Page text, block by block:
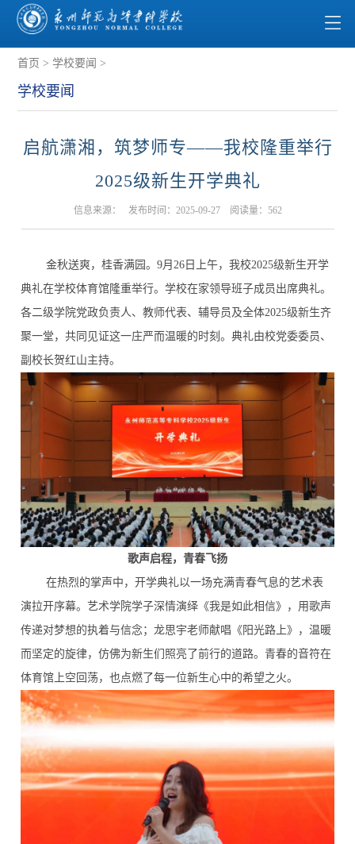
首页 > 学校要闻 >
学校要闻
启航潇湘，筑梦师专——我校隆重举行
2025级新生开学典礼
信息来源： 发布时间：2025-09-27 阅读量： 562
金秋送爽，桂香满园。9月26日上午，我校2025级新生开学
典礼在学校体育馆隆重举行。学校在家领导班子成员出席典礼。
各二级学院党政负责人、教师代表、辅导员及全体2025级新生齐
聚一堂，共同见证这一庄严而温暖的时刻。典礼由校党委委员、
副校长贺红山主持。
歌声启程，青春飞扬
在热烈的掌声中，开学典礼以一场充满青春气息的艺术表
演拉开序幕。艺术学院学子深情演绎《我是如此相信》，用歌声
传递对梦想的执着与信念；龙思宇老师献唱《阳光路上》，温暖
而坚定的旋律，仿佛为新生们照亮了前行的道路。青春的音符在
体育馆上空回荡，也点燃了每一位新生心中的希望之火。